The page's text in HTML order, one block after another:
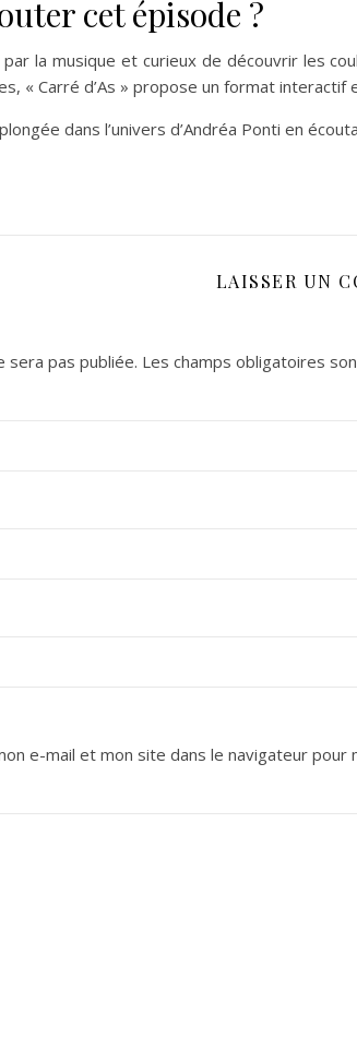
cet épisode ?
la musique et curieux de découvrir les
« Carré d’As » propose un format
dans l’univers d’Andréa Ponti en
LAISSER UN
sera pas publiée. Les champs obligatoires
e-mail et mon site dans le navigateur pour